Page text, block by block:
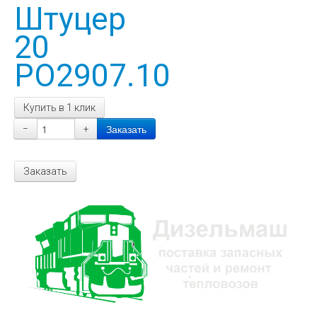
Штуцер
20
PO2907.10
Купить в 1 клик
−
+
Заказать